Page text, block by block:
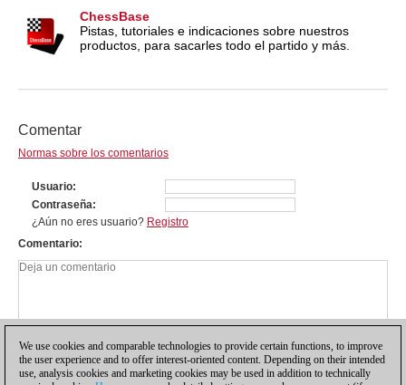
ChessBase
Pistas, tutoriales e indicaciones sobre nuestros
productos, para sacarles todo el partido y más.
Comentar
Normas sobre los comentarios
Usuario
Contraseña
¿Aún no eres usuario? Registro
Comentario
We use cookies and comparable technologies to provide certain functions, to improve
the user experience and to offer interest-oriented content. Depending on their intended
use, analysis cookies and marketing cookies may be used in addition to technically